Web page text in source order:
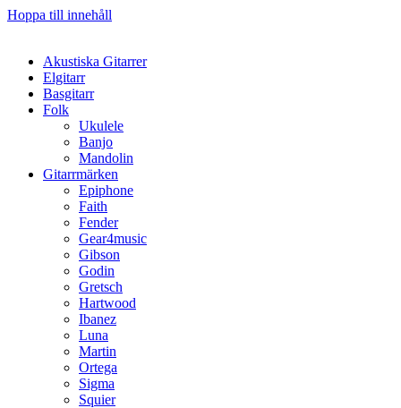
Hoppa till innehåll
Akustiska Gitarrer
Elgitarr
Basgitarr
Folk
Ukulele
Banjo
Mandolin
Gitarrmärken
Epiphone
Faith
Fender
Gear4music
Gibson
Godin
Gretsch
Hartwood
Ibanez
Luna
Martin
Ortega
Sigma
Squier